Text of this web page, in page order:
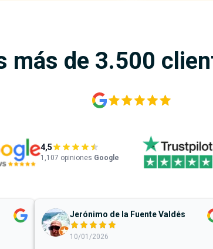
más de 3.500
4,5
1,107 opiniones Google
Jerónimo de la Fuente Valdés
10/01/2026